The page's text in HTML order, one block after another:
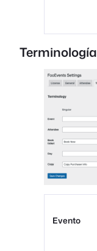
Terminología
Evento